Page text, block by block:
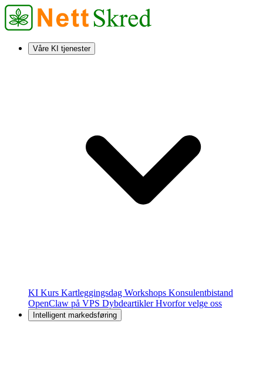
Våre KI tjenester
KI Kurs Kartleggingsdag Workshops Konsulentbistand
OpenClaw på VPS DybdeartiklerHvorfor velge oss
Intelligent markedsføring